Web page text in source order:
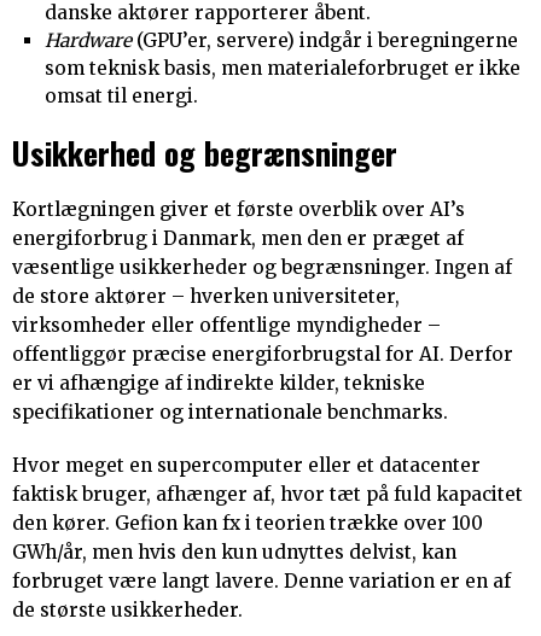
danske aktører rapporterer åbent.
Hardware(GPU’er, servere) indgår i beregningerne
som teknisk basis, men materialeforbruget er ikke
omsat til energi.
Usikkerhed og begrænsninger
Kortlægningen giver et første overblik over AI’s
energiforbrug i Danmark, men den er præget af
væsentlige usikkerheder og begrænsninger. Ingen af
de store aktører – hverken universiteter,
virksomheder eller offentlige myndigheder –
offentliggør præcise energiforbrugstal for AI. Derfor
er vi afhængige af indirekte kilder, tekniske
specifikationer og internationale benchmarks.
Hvor meget en supercomputer eller et datacenter
faktisk bruger, afhænger af, hvor tæt på fuld kapacitet
den kører. Gefion kan fx i teorien trække over 100
GWh/år, men hvis den kun udnyttes delvist, kan
forbruget være langt lavere. Denne variation er en af
de største usikkerheder.